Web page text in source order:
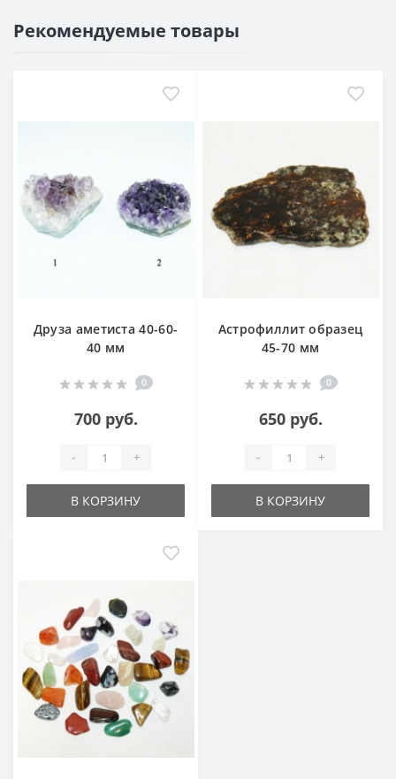
Рекомендуемые товары
Друза аметиста 40-60-
40 мм
0
700 руб.
- +
В КОРЗИНУ
Астрофиллит образец
45-70 мм
0
650 руб.
- +
В КОРЗИНУ